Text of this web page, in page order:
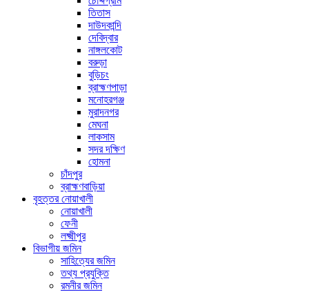
তিতাস
দাউদকান্দি
দেবিদ্বার
নাঙ্গলকোট
বরুড়া
বুড়িচং
ব্রাহ্মণপাড়া
মনোহরগঞ্জ
মুরাদনগর
মেঘনা
লাকসাম
সদর দক্ষিণ
হোমনা
চাঁদপুর
ব্রাহ্মণবাড়িয়া
বৃহত্তর নোয়াখালী
নোয়াখালী
ফেনী
লক্ষ্মীপুর
বিভাগীয় জমিন
সাহিত্যের জমিন
তথ্য প্রযুক্তি
রমনীর জমিন